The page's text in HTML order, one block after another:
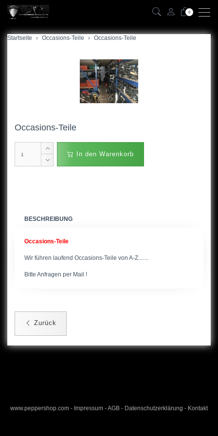
0
Startseite Occasions-Teile Occasions-Teile
Occasions-Teile
In den Warenkorb
BESCHREIBUNG
Occasions-Teile
Wir führen laufend Occasions-Teile von A-Z.......
Bitte Anfragen per Mail !
Zurück
www.peppershop.com - Impressum -AGB - Datenschutzerklärung - Kontakt